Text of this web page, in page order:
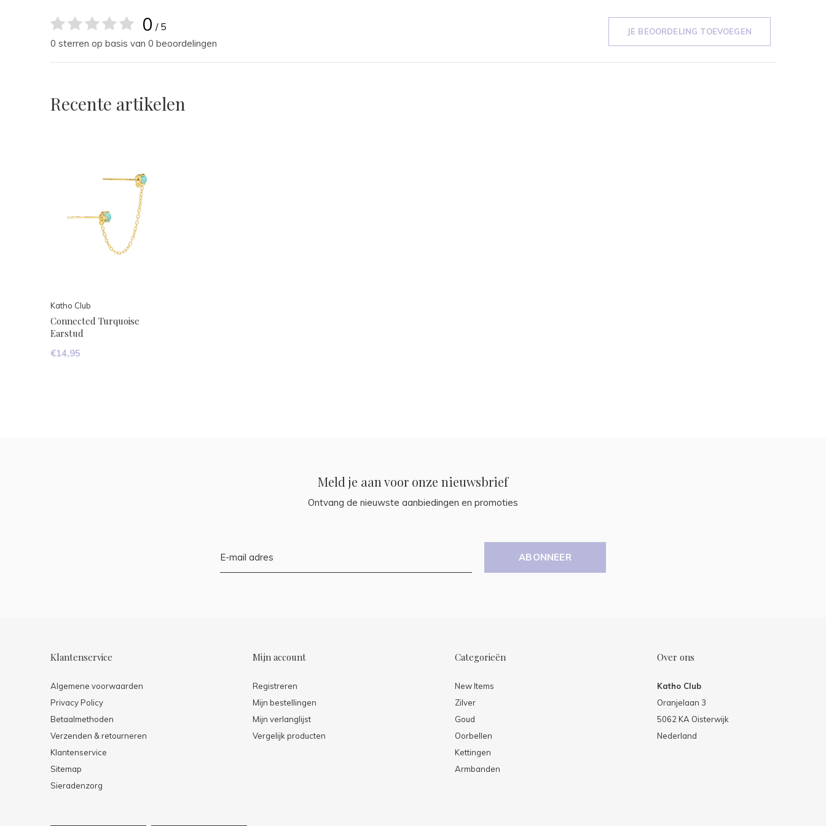
0 / 5
0 sterren op basis van 0 beoordelingen
JE BEOORDELING TOEVOEGEN
Recente artikelen
Katho Club
Connected Turquoise
Earstud
€14,95
Meld je aan voor onze nieuwsbrief
Ontvang de nieuwste aanbiedingen en promoties
ABONNEER
Klantenservice
Algemene voorwaarden
Privacy Policy
Betaalmethoden
Verzenden & retourneren
Klantenservice
Sitemap
Sieradenzorg
Mijn account
Registreren
Mijn bestellingen
Mijn verlanglijst
Vergelijk producten
Categorieën
New Items
Zilver
Goud
Oorbellen
Kettingen
Armbanden
Over ons
Katho Club
Oranjelaan 3
5062 KA Oisterwijk
Nederland